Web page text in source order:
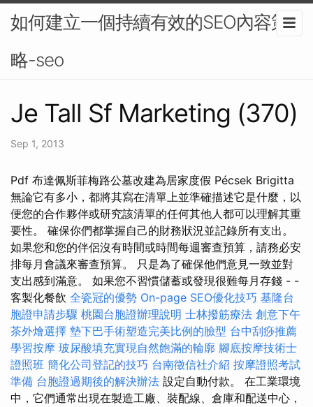
如何建立一個持續有效的SEO內容策
略-seo
Je Tall Sf Marketing (370)
Sep 1, 2013
Pdf 布達佩斯菲梅路公墓改建為居家度假 Pécsek Brigitta
無論它有多小，都將其寫在清單上並準確描述它是什麼，以
便您的合作夥伴或研究該清單的任何其他人都可以理解其重
要性。 確保你們都掌握自己的財務狀況並記錄所有支出。
如果您和您的伴侶沒有時間或時間每週審查預算，請務必安
排每月會議來審查預算。 只是為了確保他們意見一致並對
支出感到滿意。 如果您不習慣儲蓄或發現很難每月存錢 - -
客製化餐飲 全瓷冠的優勢 On-page SEO優化技巧 基隆台
胞證申請步驟 桃園台胞證辦理說明 士林撥筋療法 創意下午
茶外燴選擇 墊下巴手術塑造完美比例的臉型 台中刮痧推薦
學習按摩 玻尿酸填充實現自然飽滿的輪廓 腳底按摩技術士
證照班 簡化公司登記的技巧 台南徵信社介紹 按摩證照考試
準備 台胞證過期後的解決辦法 設定自動付款。 在工業環境
中，它們通常出現在製造工廠、裝配線、倉庫和配送中心，